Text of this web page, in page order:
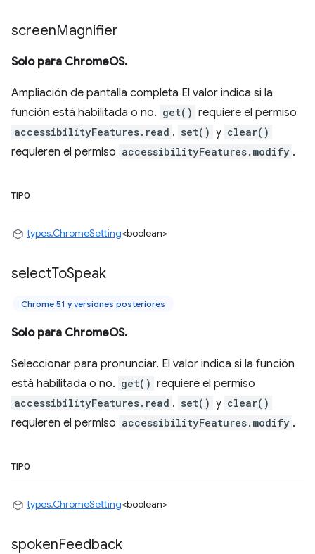
screenMagnifier
Solo para ChromeOS.
Ampliación de pantalla completa El valor indica si la
función está habilitada o no. get() requiere el permiso
accessibilityFeatures.read . set() y clear()
requieren el permiso accessibilityFeatures.modify .
TIPO
types.ChromeSetting<boolean>
selectToSpeak
Chrome 51 y versiones posteriores
Solo para ChromeOS.
Seleccionar para pronunciar. El valor indica si la función
está habilitada o no. get() requiere el permiso
accessibilityFeatures.read . set() y clear()
requieren el permiso accessibilityFeatures.modify .
TIPO
types.ChromeSetting<boolean>
spokenFeedback